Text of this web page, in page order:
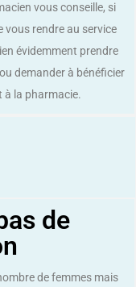
vous conseille, si
vous rendre au service
évidemment prendre
demander à bénéficier
à la pharmacie.
de
de femmes mais